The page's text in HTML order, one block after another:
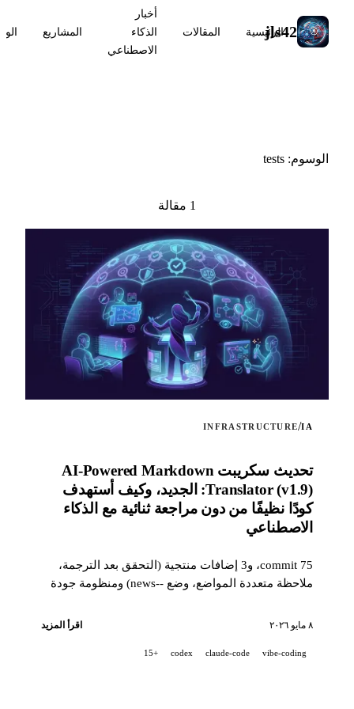
jls42
الرئيسية المقالات
أخبار
الذكاء
الاصطناعي
المشاريع
الوسوم: tests
1 مقالة
IA
/
INFRASTRUCTURE
تحديث سكريبت AI-Powered Markdown
Translator (v1.9): الجديد، وكيف أستهدف
كودًا نظيفًا من دون مراجعة ثنائية مع الذكاء
الاصطناعي
75 commit، و3 إضافات منتجية (التحقق بعد الترجمة،
ملاحظة متعددة المواضع، وضع --news) ومنظومة جودة
بمساعدة الذكاء الاصطناعي) لاستهداف كود نظيف
اصطناعي.
٨ مايو ٢٠٢٦ اقرأ المزيد
vibe-coding
claude-code
codex
+15